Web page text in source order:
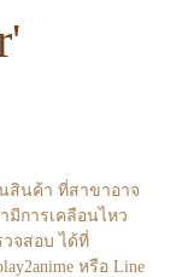
สินค้า ที่สาขาอาจ
มีการเคลือนไหว
จสอบ ได้ที่
หรือ Line